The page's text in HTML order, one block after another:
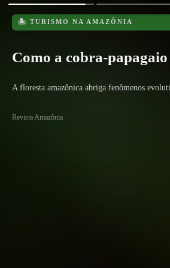
🏝️ TURISMO NA AMAZÔNIA
Como a cobra-
A floresta amazônica abriga fenômenos
Revista Amazônia